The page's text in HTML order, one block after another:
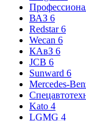
ВАЗ 6
Redstar 6
Wecan 6
КАвЗ 6
JCB 6
Sunward 6
Mercedes-
Kato 4
LGMG 4